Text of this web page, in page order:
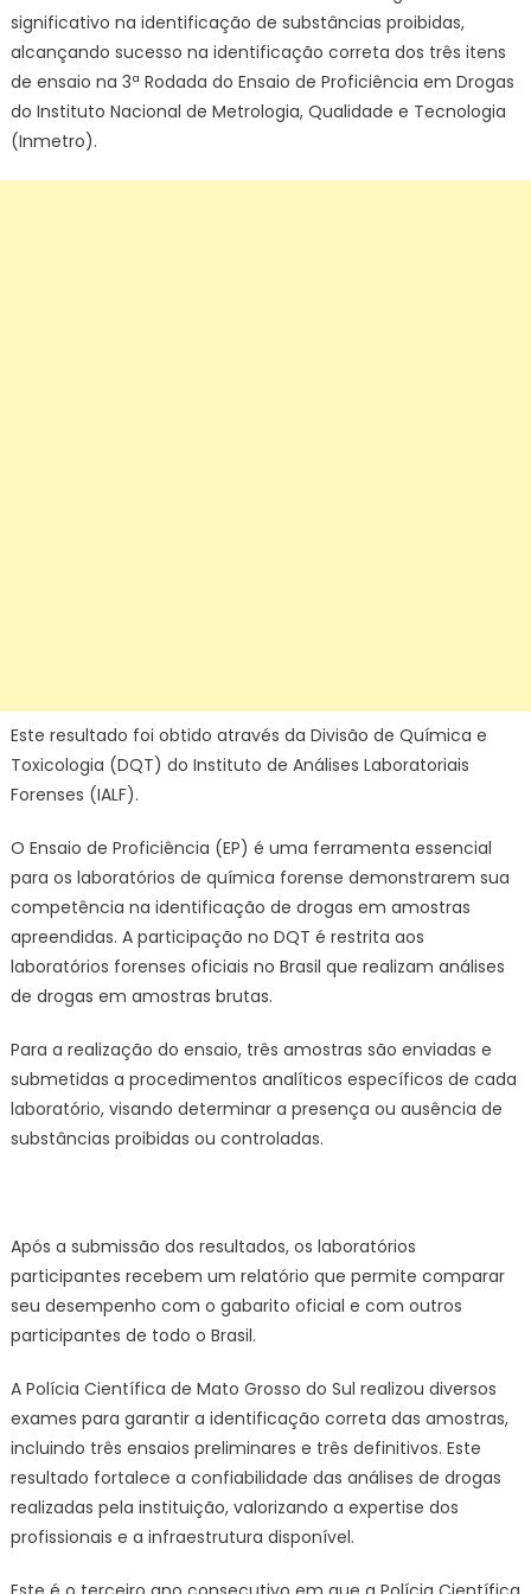
significativo na identificação de substâncias proibidas,
alcançando sucesso na identificação correta dos três itens
de ensaio na 3ª Rodada do Ensaio de Proficiência em Drogas
do Instituto Nacional de Metrologia, Qualidade e Tecnologia
(Inmetro).
Este resultado foi obtido através da Divisão de Química e
Toxicologia (DQT) do Instituto de Análises Laboratoriais
Forenses (IALF).
O Ensaio de Proficiência (EP) é uma ferramenta essencial
para os laboratórios de química forense demonstrarem sua
competência na identificação de drogas em amostras
apreendidas. A participação no DQT é restrita aos
laboratórios forenses oficiais no Brasil que realizam análises
de drogas em amostras brutas.
Para a realização do ensaio, três amostras são enviadas e
submetidas a procedimentos analíticos específicos de cada
laboratório, visando determinar a presença ou ausência de
substâncias proibidas ou controladas.
Após a submissão dos resultados, os laboratórios
participantes recebem um relatório que permite comparar
seu desempenho com o gabarito oficial e com outros
participantes de todo o Brasil.
A Polícia Científica de Mato Grosso do Sul realizou diversos
exames para garantir a identificação correta das amostras,
incluindo três ensaios preliminares e três definitivos. Este
resultado fortalece a confiabilidade das análises de drogas
realizadas pela instituição, valorizando a expertise dos
profissionais e a infraestrutura disponível.